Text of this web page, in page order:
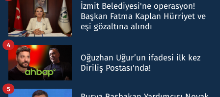
İzmit Belediyesi'ne operasyon!
Başkan Fatma Kaplan Hürriyet ve
eşi gözaltına alındı
Oğuzhan Uğur’un ifadesi ilk kez
Diriliş Postası'nda!
4
5